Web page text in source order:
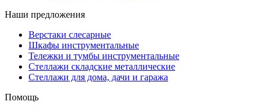
Наши предложения
Верстаки слесарные
Шкафы инструментальные
Тележки и тумбы инструментальные
Стеллажи складские металлические
Стеллажи для дома, дачи и гаража
Помощь